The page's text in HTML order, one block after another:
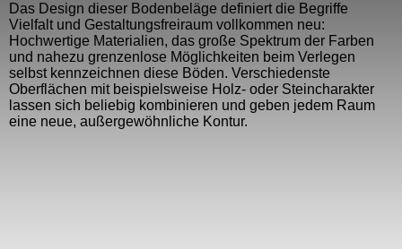
Das Design dieser Bodenbeläge definiert die Begriffe
Vielfalt und Gestaltungsfreiraum vollkommen neu:
Hochwertige Materialien, das große Spektrum der Farben
und nahezu grenzenlose Möglichkeiten beim Verlegen
selbst kennzeichnen diese Böden. Verschiedenste
Oberflächen mit beispielsweise Holz- oder Steincharakter
lassen sich beliebig kombinieren und geben jedem Raum
eine neue, außergewöhnliche Kontur.